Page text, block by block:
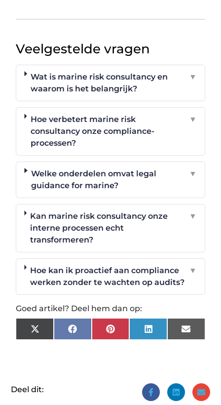
Veelgestelde vragen
Wat is marine risk consultancy en
waarom is het belangrijk?
▼
Hoe verbetert marine risk
consultancy onze compliance-
processen?
▼
Welke onderdelen omvat legal
guidance for marine?
▼
Kan marine risk consultancy onze
interne processen echt
transformeren?
▼
Hoe kan ik proactief aan compliance
werken zonder te wachten op audits?
▼
Goed artikel? Deel hem dan op:
X
(Twitter)
FacebookPinterestLinkedInEmail
Deel dit: